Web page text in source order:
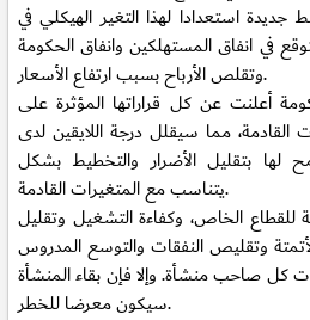
استعدادا لهذا التغير الهيكلي في
في انفاق المستهلكين وانفاق الحكومة
وتقلص الأرباح بسبب ارتفاع الأسعار.
أعلنت عن كل قراراتها المؤثرة على
مما سيقلل درجة اللايقين لدى
بتقليل الأضرار والتخطيط بشكل
يتناسب مع المتغيرات القادمة.
للقطاع الخاص، وكفاءة التشغيل وتقليل
وتقليص النفقات والتوسع المدروس
صاحب منشأة. وإلا فإن بقاء المنشأة
سيكون معرضا للخطر.